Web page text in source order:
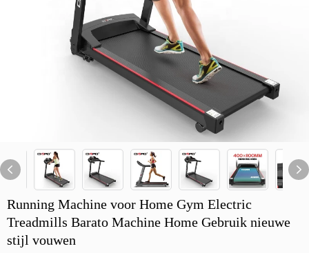
Running Machine voor Home Gym Electric
Treadmills Barato Machine Home Gebruik nieuwe
stijl vouwen